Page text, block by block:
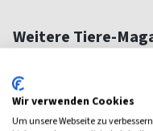
Weitere Tiere-
Wir verwenden Cookies
Um unsere Webseite zu